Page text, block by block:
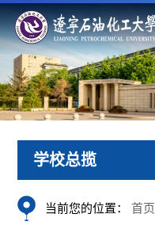
学校总揽
当前您的位置：首页